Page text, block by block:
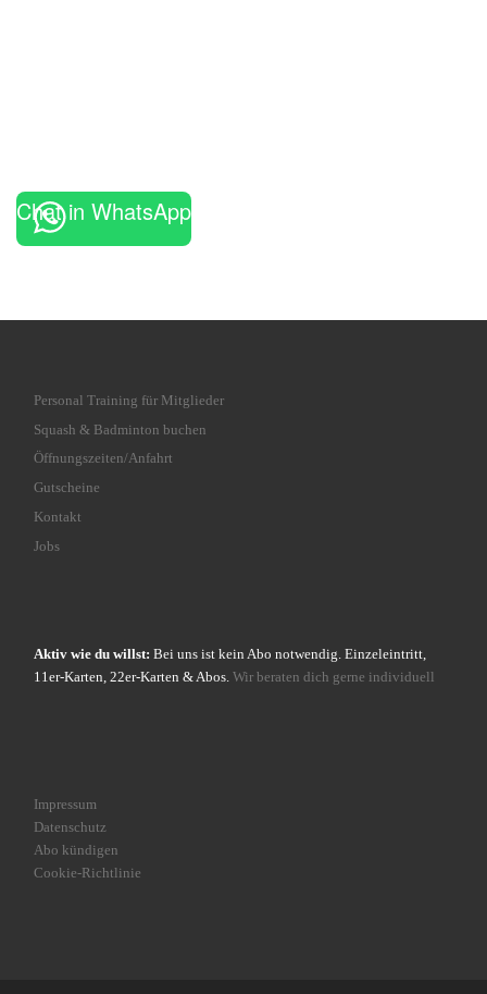
Chat in WhatsApp
Personal Training für Mitglieder
Squash & Badminton buchen
Öffnungszeiten/Anfahrt
Gutscheine
Kontakt
Jobs
Aktiv wie du willst: Bei uns ist kein Abo notwendig. Einzeleintritt,
11er-Karten, 22er-Karten & Abos. Wir beraten dich gerne individuell
Impressum
Datenschutz
Abo kündigen
Cookie-Richtlinie